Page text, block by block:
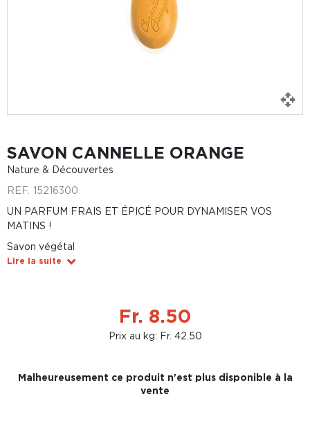
SAVON CANNELLE ORANGE
Nature & Découvertes
REF. 15216300
UN PARFUM FRAIS ET ÉPICÉ POUR DYNAMISER VOS
MATINS !
Savon végétal
Lire la suite
Fr. 8.50
Prix au kg: Fr. 42.50
Malheureusement ce produit n'est plus disponible à la
vente